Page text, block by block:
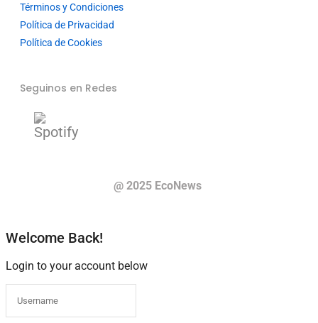
Términos y Condiciones
Política de Privacidad
Política de Cookies
Seguinos en Redes
@ 2025 EcoNews
Welcome Back!
Login to your account below